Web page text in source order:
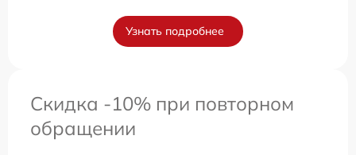
Узнать подробнее
Скидка -10% при повторном
обращении